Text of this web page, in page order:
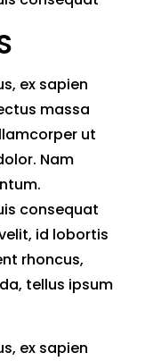
ex sapien
massa
ut
Nam
consequat
id lobortis
rhoncus,
tellus ipsum
ex sapien